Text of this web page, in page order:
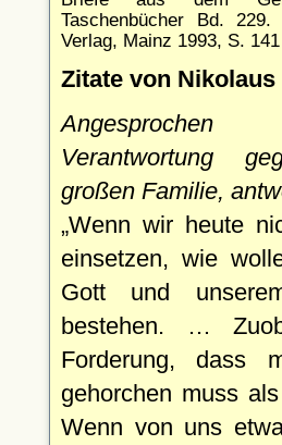
Taschenbücher Bd. 229.
Verlag, Mainz 1993, S.
Zitate von Nikolaus
Verantwortung
großen Familie,
Wenn wir heute
einsetzen, wie
Gott und
bestehen. …
Forderung, dass
gehorchen muss
Wenn von uns